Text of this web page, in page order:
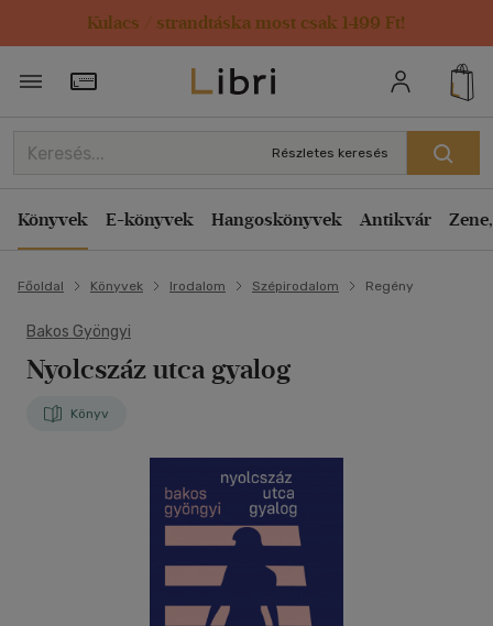
Kulacs / strandtáska most csak 1499 Ft!
Törzsvásárlói Kártya adatai
Részletes keresés
Könyvek E-könyvek Hangoskönyvek Antikvár
Főoldal Könyvek Irodalom Szépirodalom Regény
Bakos Gyöngyi
Nyolcszáz utca gyalog
Könyv